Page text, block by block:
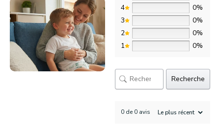
4
0%
3
0%
2
0%
1
0%
Recherche
0 de 0 avis